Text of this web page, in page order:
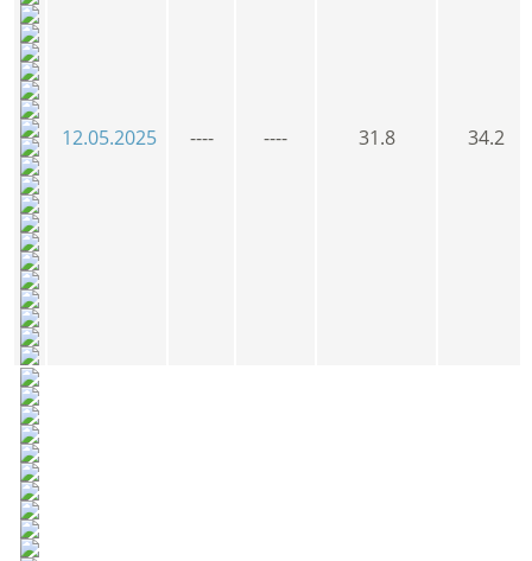
12.05.2025 ---- ---- 31.8 34.2